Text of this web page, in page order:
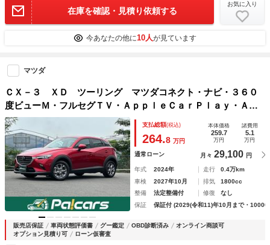
在庫を確認・見積り依頼する
お気に入り
今あなたの他に10人が見ています
マツダ
ＣＸ－３ ＸＤ ツーリング マツダコネクト・ナビ・３６０
度ビューＭ・フルセグＴＶ・ＡｐｐｌｅＣａｒＰｌａｙ・Ａｎ
ｄｒｏｉｄＡｕｔｏ・ＢＳＭ・パーキングセンサー・アダプテ
ィブＬＥＤヘッドランプ・ＨＵＤ・スペアキー・禁煙車・保証
継承
支払総額(税込)
264.8 万円
本体価格
259.7
万円
諸費用
5.1
万円
通常ローン 月々 29,100 円
年式 2024年 走行
0.4万km
車検
2027年10月 排気
1800cc
整備
法定整備付 修復
なし
保証
保証付 (2029(令和11)年10月まで・
販売店保証 車両状態評価書 グー鑑定 OBD診断済み
オンライン商談可
オプション見積り可
ローン仮審査